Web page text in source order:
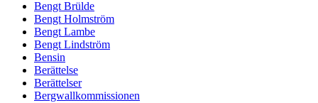
Bengt Brülde
Bengt Holmström
Bengt Lambe
Bengt Lindström
Bensin
Berättelse
Berättelser
Bergwallkommissionen